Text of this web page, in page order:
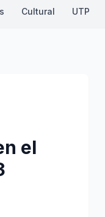
Cultural UTP
el